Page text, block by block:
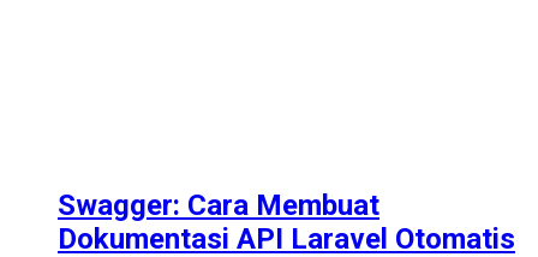
Swagger: Cara Membuat
Dokumentasi API Laravel Otomatis